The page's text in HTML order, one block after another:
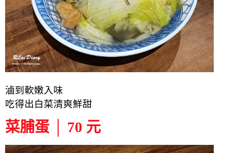
滷到軟嫩入味
吃得出白菜清爽鮮甜
菜脯蛋 │ 70 元